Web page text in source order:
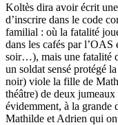
Koltès dira avoir écrit
d’inscrire dans le code
familial : où la fatalité
dans les cafés par
soir…), mais une fatalité
un soldat sensé protégé
noir) viole la fille de
théâtre) de deux
évidemment, à la grande
Mathilde et Adrien qui